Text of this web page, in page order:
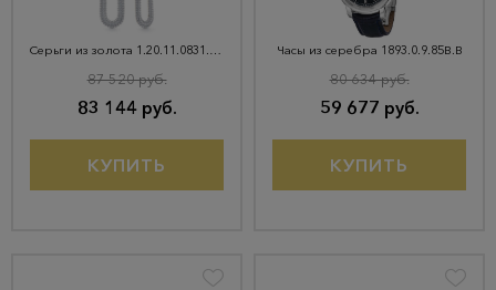
Серьги из золота 1.20.11.0831.00-5515
83 144 руб.
87 520 руб.
КУПИТЬ
Часы из серебра 1893.0.9.85B.B
59 677 руб.
80 634 руб.
КУПИТЬ